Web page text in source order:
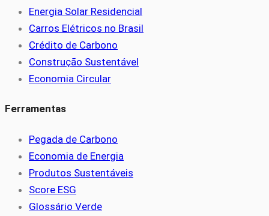
Energia Solar Residencial
Carros Elétricos no Brasil
Crédito de Carbono
Construção Sustentável
Economia Circular
Ferramentas
Pegada de Carbono
Economia de Energia
Produtos Sustentáveis
Score ESG
Glossário Verde